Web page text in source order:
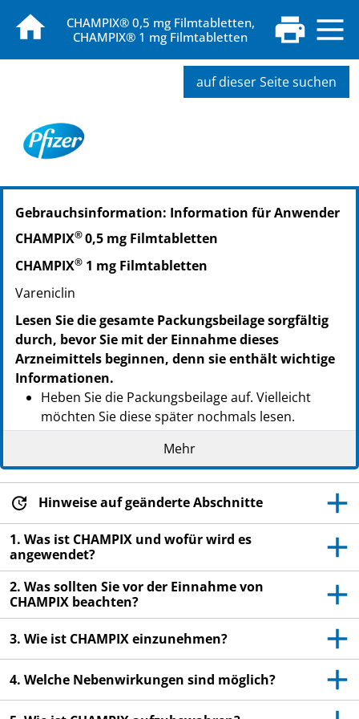
CHAMPIX® 0,5 mg Filmtabletten,
CHAMPIX® 1 mg Filmtabletten
auf dieser Seite suchen
PZN: 05020651
PPN: 110502065178
Gebrauchsinformation: Information für Anwender
CHAMPIX®0,5 mg Filmtabletten
CHAMPIX® 1 mg Filmtabletten
Vareniclin
Lesen Sie die gesamte Packungsbeilage sorgfältig
durch, bevor Sie mit der Einnahme dieses
Arzneimittels beginnen, denn sie enthält wichtige
Informationen.
Heben Sie die Packungsbeilage auf. Vielleicht
möchten Sie diese später nochmals lesen.
Wenn Sie weitere Fragen haben, wenden Sie sich
an Ihren Arzt oder Apotheker.
verschrieben. Geben Sie es nicht an Dritte weiter.
Es kann anderen Menschen schaden, auch wenn
diese die gleichen Beschwerden haben wie Sie.
Wenn Sie Nebenwirkungen bemerken, wenden Sie
sich an Ihren Arzt oder Apotheker. Dies gilt auch
für Nebenwirkungen, die nicht in dieser
Packungsbeilage angegeben sind. Siehe Abschnitt
Mehr
Hinweise auf geänderte Abschnitte
1. Was ist CHAMPIX und wofür wird es
angewendet?
2. Was sollten Sie vor der Einnahme von
CHAMPIX beachten?
3. Wie ist CHAMPIX einzunehmen?
4. Welche Nebenwirkungen sind möglich?